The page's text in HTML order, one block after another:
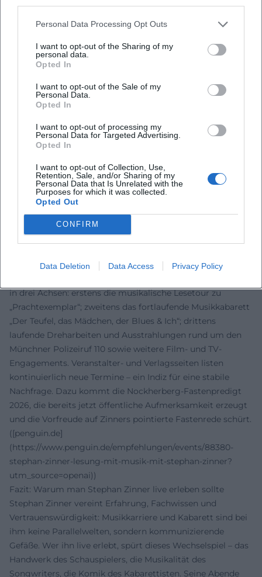
Personal Data Processing Opt Outs
I want to opt-out of the Sharing of my
personal data.
Opted In
I want to opt-out of the Sale of my
Personal Data.
Opted In
I want to opt-out of processing my
Personal Data for Targeted Advertising.
Opted In
I want to opt-out of Collection, Use,
Retention, Sale, and/or Sharing of my
Personal Data that Is Unrelated with the
Purposes for which it was collected.
Opted Out
CONFIRM
Data Deletion Data Access Privacy Policy
Stil und Einfluss: Zwischen Blueserzählung und bairischer
Zinners Genreverständnis folgt weniger Schubladen als
Stimmungen. Komposition und Arrangement bleiben
zugänglich – Gitarren, Harp, gelegentliche Bläserfarben –,
doch der semantische Fokus liegt auf dem Text. Sein
Bairisch ist stilbildend, nie ausgrenzend; es verleiht den
Geschichten Textur und Rhythmus. In der Produktion
seiner Alben suchte er stets nach einem analogen, warmen
Klangbild, das Raum für Stimme und Sprache lässt.
Kulturell wirkt er als Übersetzer: Er holt globale Motive
(Blues, Road, Mythos) nach Oberbayern, erdet sie im Hier
und Jetzt und erzählt sie neu – ein Ansatz, der sowohl
Feuilleton als auch Publikum überzeugt. ([fr.de]
(https://www.fr.de/ratgeber/medien/stephan-zinner-
premiere-neues-programm-muenchen-kritik-zr-
Aktuelle Projekte: Touren, Lesungen, Fernseharbeit
in drei Achsen: erstens die musikalische Lesetour zu
„Prachtexemplar“; zweitens das fortlaufende Musikkabarett
„Der Teufel, das Mädchen, der Blues & Ich“; drittens
laufende Dreharbeiten und Ausstrahlungen rund um den
Münchner Polizeiruf 110 sowie weitere Film- und TV-
Engagements. Veranstalter- und Verlagsseiten listen
kontinuierlich neue Termine – ein Indiz für eine stabile
Nachfrage. Dazu kommt die Nockherberg-Fastenpredigt
2026, die bereits jetzt öffentliche Aufmerksamkeit erzeugt
und die Vorfreude auf Zinners pointierte Fastenrede schürt.
([penguin.de]
(https://www.penguin.de/empfehlungen/events/88380-
stephan-zinner-lesung-mit-musik-mit-stephan-zinner?
utm_source=openai))
Fazit: Warum man Stephan Zinner live erleben sollte
Stephan Zinner vereint Erfahrung, Fachwissen und
Vertrauenswürdigkeit: Musikkarriere und Kabarett sind bei
ihm keine Parallelwelten, sondern kommunizierende
Gefäße. Wer ihn live erlebt, spürt dieses Wechselspiel – das
Handwerk des Schauspielers, die Musikalität des
Songwriters, die Komik des Kabarettisten. Seine Abende